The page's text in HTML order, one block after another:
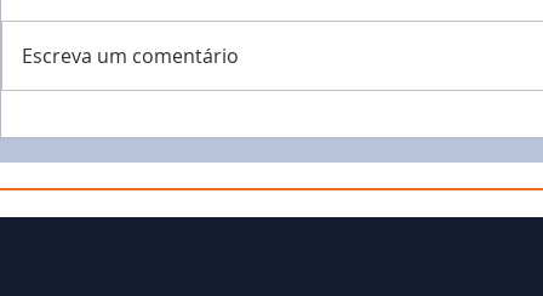
Escreva um comentário